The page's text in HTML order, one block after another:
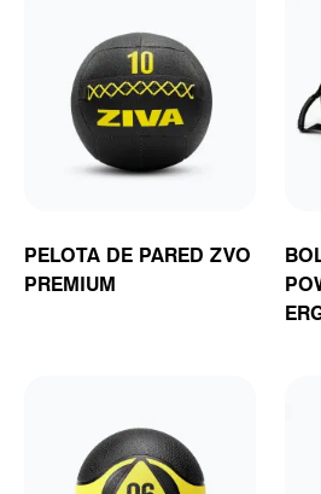
PELOTA DE PARED ZVO
PREMIUM